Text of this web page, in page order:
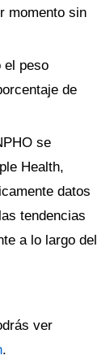
momento sin
el peso
de
se
Health,
datos
tendencias
a lo largo del
ver
.